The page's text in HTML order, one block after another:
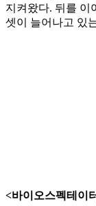
지켜왔다. 뒤를 이
셋이 늘어나고 있
<바이오스펙테이